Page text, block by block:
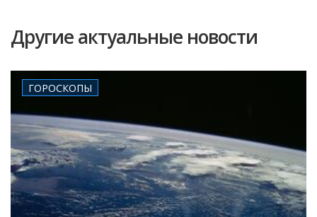
Другие актуальные новости
ГОРОСКОПЫ